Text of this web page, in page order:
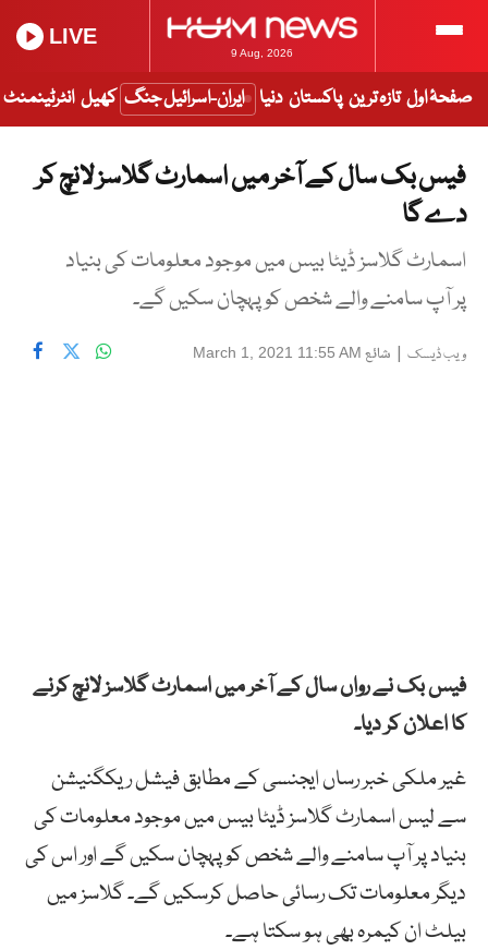
9 Aug, 2026
LIVE
صفحۂ اول تازہ ترین پاکستان دنیا ایران-اسرائیل جنگ کھیل انٹرٹینمنٹ
فیس بک سال کے آخر میں اسمارٹ گلاسز لانچ کر
دے گا
اسمارٹ گلاسز ڈیٹا بیس میں موجود معلومات کی بنیاد
پر آپ سامنے والے شخص کو پہچان سکیں گے۔
ویب ڈیسک | شائع March 1, 2021 11:55 AM
فیس بک نے رواں سال کے آخر میں اسمارٹ گلاسز لانچ کرنے
کا اعلان کر دیا۔
غیر ملکی خبر رساں ایجنسی کے مطابق فیشل ریکگنیشن
سے لیس اسمارٹ گلاسز ڈیٹا بیس میں موجود معلومات کی
بنیاد پر آپ سامنے والے شخص کو پہچان سکیں گے اور اس کی
دیگر معلومات تک رسائی حاصل کرسکیں گے۔ گلاسز میں
بیلٹ ان کیمرہ بھی ہو سکتا ہے۔